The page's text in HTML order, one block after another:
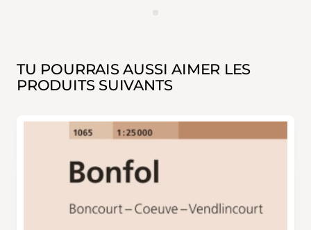
TU POURRAIS AUSSI AIMER LES
PRODUITS SUIVANTS